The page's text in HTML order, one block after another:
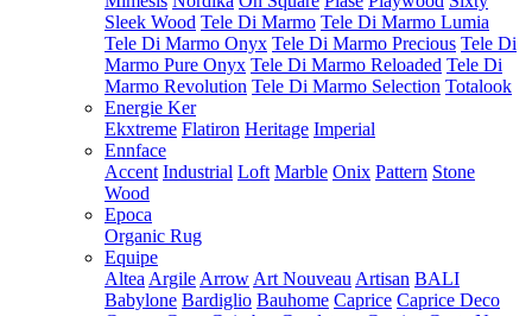
Sleek Wood Tele Di Marmo Tele Di Marmo Lumia
Tele Di Marmo Onyx Tele Di Marmo Precious Tele Di
Marmo Pure Onyx Tele Di Marmo Reloaded Tele Di
Marmo Revolution Tele Di Marmo Selection Totalook
Energie Ker
Ekxtreme Flatiron Heritage Imperial
Ennface
Accent Industrial Loft Marble Onix Pattern Stone
Wood
Epoca
Organic Rug
Equipe
Altea Argile Arrow Art Nouveau Artisan BALI
Babylone Bardiglio Bauhome Caprice Caprice Deco